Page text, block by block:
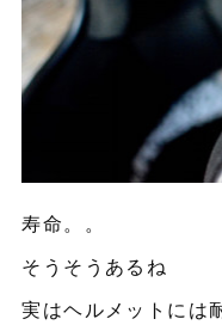
寿命。。
そうそうあるね
実はヘルメットには